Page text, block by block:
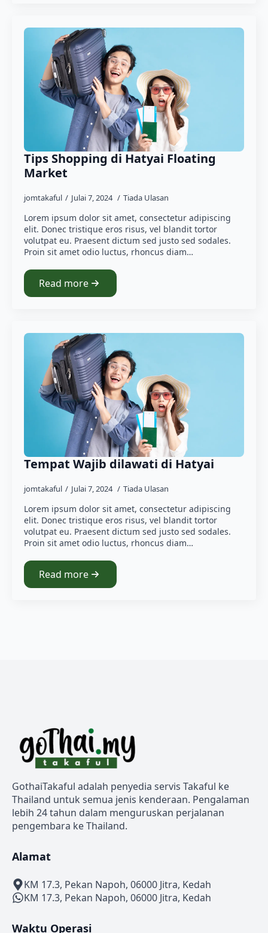
Tips Shopping di Hatyai Floating
Market
jomtakaful Julai 7, 2024 Tiada Ulasan
Lorem ipsum dolor sit amet, consectetur adipiscing
elit. Donec tristique eros risus, vel blandit tortor
volutpat eu. Praesent dictum sed justo sed sodales.
Proin sit amet odio luctus, rhoncus diam…
Read more
Tempat Wajib dilawati di Hatyai
jomtakaful Julai 7, 2024 Tiada Ulasan
Lorem ipsum dolor sit amet, consectetur adipiscing
elit. Donec tristique eros risus, vel blandit tortor
volutpat eu. Praesent dictum sed justo sed sodales.
Proin sit amet odio luctus, rhoncus diam…
Read more
GothaiTakaful adalah penyedia servis Takaful ke
Thailand untuk semua jenis kenderaan. Pengalaman
lebih 24 tahun dalam menguruskan perjalanan
pengembara ke Thailand.
Alamat
KM 17.3, Pekan Napoh, 06000 Jitra, Kedah
KM 17.3, Pekan Napoh, 06000 Jitra, Kedah
Waktu Operasi